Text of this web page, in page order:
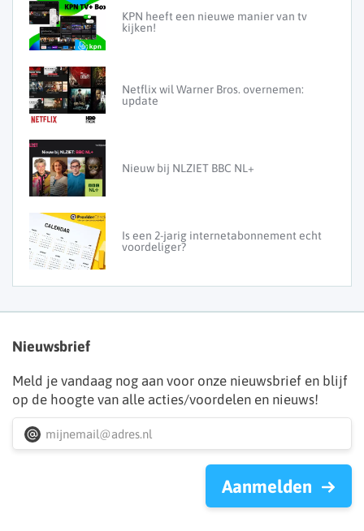
KPN heeft een nieuwe manier van tv
kijken!
Netflix wil Warner Bros. overnemen:
update
Nieuw bij NLZIET BBC NL+
Is een 2-jarig internetabonnement echt
voordeliger?
Nieuwsbrief
Meld je vandaag nog aan voor onze nieuwsbrief en blijf
op de hoogte van alle acties/voordelen en nieuws!
Aanmelden